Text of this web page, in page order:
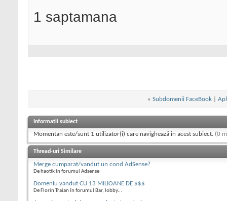
1 saptamana
« Subdomenii FaceBook
Informații subiect
Momentan este/sunt 1 utilizator(i) care navighează în acest subiect. (0
Thread-uri Similare
Merge cumparat/vandut un cond AdSense?
De haotik în forumul Adsense
Domeniu vandut CU 13 MILIOANE DE $$$
De Florin Traian în forumul Bar, lobby...